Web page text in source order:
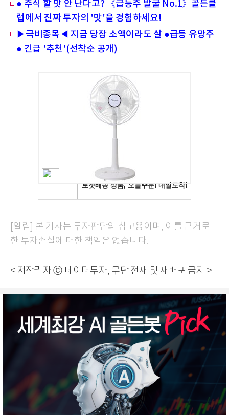
● 주식 할 맛 안 난다고? 《급등주 발굴 No.1》골든클
럽에서 진짜 투자의 '맛'을 경험하세요!
▶극비종목◀ 지금 당장 소액이라도 살 ●급등 유망주
● 긴급 '추천'(선착순 공개)
[알림] 본 기사는 투자판단의 참고용이며, 이를 근거로
한 투자손실에 대한 책임은 없습니다.
< 저작권자 ⓒ 데이터투자, 무단 전재 및 재배포 금지 >